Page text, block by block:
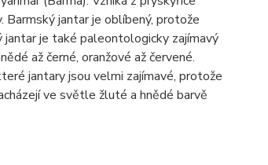
jantar je oblíbený, protože
jantar je také paleontologicky zajímavý
až černé, oranžové až červené.
jantary jsou velmi zajímavé, protože
ve světle žluté a hnědé barvě